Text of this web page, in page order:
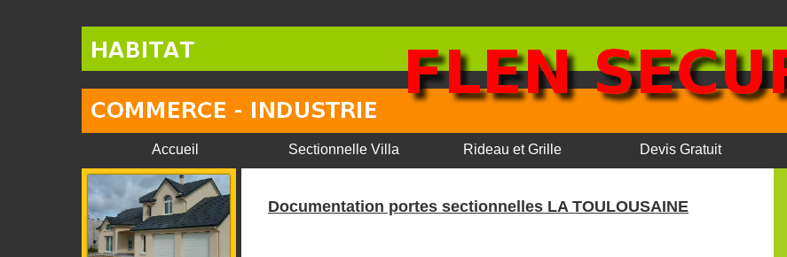
Accueil Sectionnelle Villa Rideau et Grille Devis Gratuit
Documentation portes sectionnelles LA TOULOUSAINE